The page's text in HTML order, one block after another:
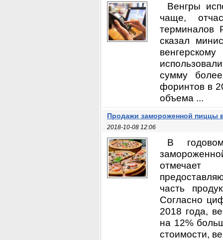
Венгры
чаще,
терминалов
сказал
сумму
форинтов в
объема ...
Продажи замороженной пиццы
2018-10-08 12:06
В
отмечает
часть
Согласно
2018 года,
на 12%
стоимости,